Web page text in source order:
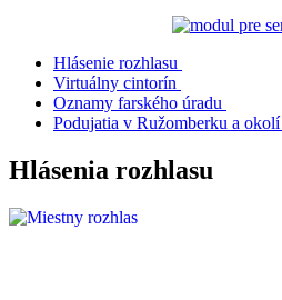
Hlásenie rozhlasu
Virtuálny cintorín
Oznamy farského úradu
Podujatia v Ružomberku a okolí
Hlásenia rozhlasu